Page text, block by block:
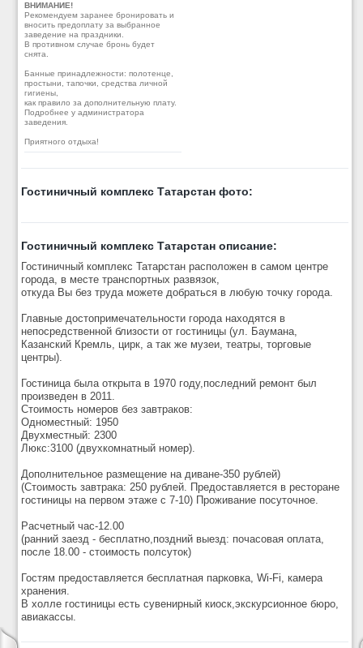
ВНИМАНИЕ!
Рекомендуем заранее бронировать и
вносить предоплату за выбранное
заведение на праздники.
В противном случае бронь будет
снята.
Банные принадлежности: полотенце,
простыни, тапочки, средства личной
гигиены,
как правило за дополнительную плату.
Подробнее у администратора
заведения.
Приятного отдыха!
Гостиничный комплекс Татарстан фото:
Гостиничный комплекс Татарстан описание:
Гостиничный комплекс Татарстан расположен в самом центре
города, в месте транспортных развязок,
откуда Вы без труда можете добраться в любую точку города.
Главные достопримечательности города находятся в
непосредственной близости от гостиницы (ул. Баумана,
Казанский Кремль, цирк, а так же музеи, театры, торговые
центры).
Гостиница была открыта в 1970 году,последний ремонт был
произведен в 2011.
Стоимость номеров без завтраков:
Одноместный: 1950
Двухместный: 2300
Люкс:3100 (двухкомнатный номер).
Дополнительное размещение на диване-350 рублей)
(Стоимость завтрака: 250 рублей. Предоставляется в ресторане
гостиницы на первом этаже с 7-10) Проживание посуточное.
Расчетный час-12.00
(ранний заезд - бесплатно,поздний выезд: почасовая оплата,
после 18.00 - стоимость полсуток)
Гостям предоставляется бесплатная парковка, Wi-Fi, камера
хранения.
В холле гостиницы есть сувенирный киоск,экскурсионное бюро,
авиакассы.